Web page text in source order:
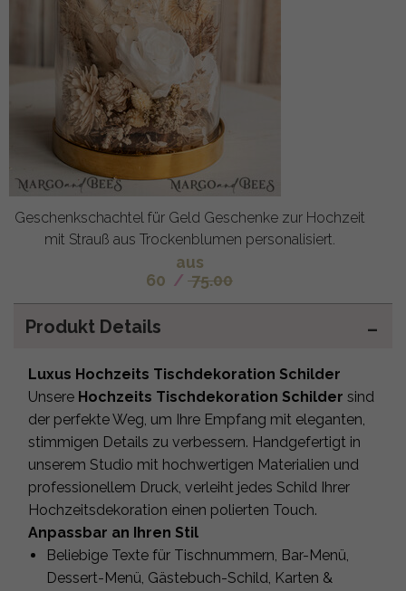
Geschenkschachtel für Geld Geschenke zur Hochzeit
mit Strauß aus Trockenblumen personalisiert.
aus
60 / 75.00
Produkt Details
Luxus Hochzeits Tischdekoration Schilder
Unsere Hochzeits Tischdekoration Schilder sind
der perfekte Weg, um Ihre Empfang mit eleganten,
stimmigen Details zu verbessern. Handgefertigt in
unserem Studio mit hochwertigen Materialien und
professionellem Druck, verleiht jedes Schild Ihrer
Hochzeitsdekoration einen polierten Touch.
Anpassbar an Ihren Stil
Beliebige Texte für Tischnummern, Bar-Menü,
Dessert-Menü, Gästebuch-Schild, Karten &